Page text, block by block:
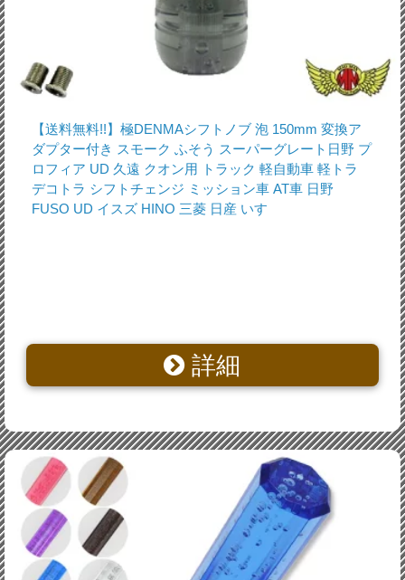
【送料無料!!】極DENMAシフトノブ 泡 150mm 変換ア
ダプター付き スモーク ふそう スーパーグレート日野 プ
ロフィア UD 久遠 クオン用 トラック 軽自動車 軽トラ
デコトラ シフトチェンジ ミッション車 AT車 日野
FUSO UD イスズ HINO 三菱 日産 いすゞ
詳細